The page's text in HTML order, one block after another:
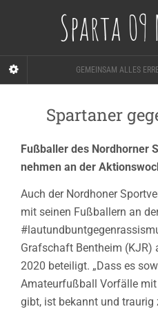
Sparta
GEMEINSAM ALLES
Spartaner
Fußballer des Nordhorner
nehmen an der
Auch der Nordhoner
mit seinen Fußballern an
Grafschaft Bentheim (KJR)
2020 beteiligt. „Dass es
Amateurfußball Vorfälle
gibt, ist bekannt und traurig